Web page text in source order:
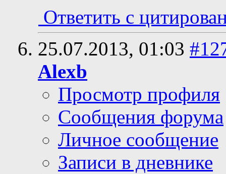
Ответить с
25.07.2013, 01:03
Alexb
Просмотр профиля
Сообщения форума
Личное сообщение
Записи в дневнике